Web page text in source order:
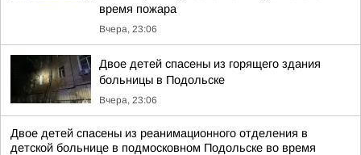
время пожара
Вчера, 23:06
Двое детей спасены из горящего здания
больницы в Подольске
Вчера, 23:06
Двое детей спасены из реанимационного отделения в
детской больнице в подмосковном Подольске во время